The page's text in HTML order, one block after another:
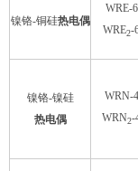
镍铬-铜硅热电偶
WRE-
WRE2-
镍铬-镍硅
热电偶
WRN-
WRN2-